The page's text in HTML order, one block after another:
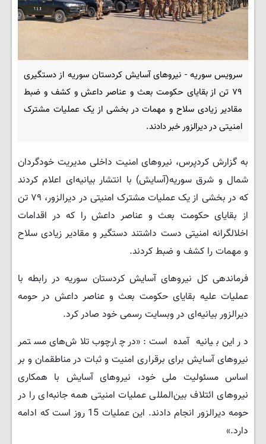
سرویس سوریه - نیروهای آسایش کردستان سوریه از دستگیری
۷۹ تن از بقایای حکومت بعث و عناصر داعش و کشف و ضبط
مقادیر زیادی سلاح و مهمات در بخشی از یک عملیات مشترک
امنیتی در دیرالزور خبر دادند.
به گزارش کردپرس، نیروهای امنیت داخلی مدیریت خودگردان
شمال و شرق سوریه(آسایش) با انتشار بیانیه‌ای اعلام کردند
که در بخشی از یک عملیات مشترک امنیتی در دیرالزور، ۷۹ تن
از بقایای حکومت بعث و عناصر داعش را که در اقدامات
اخلالگرانه امنیتی دست داشتند دستگیر و مقادیر زیادی سلاح
و مهمات را کشف و ضبط کردند.
فرماندهی کل نیروهای آسایش کردستان سوریه در رابطه با
عملیات علیه بقایای حکومت بعث و عناصر داعش در حومه
دیرالزور بیانیه‌ای در وبسایت رسمی خود صادر کرد.
در این بیانیه آمده است: «در چارچوب تلاش‌های مستمر
نیروهای آسایش برای برقراری امنیت و ثبات در مناطقمان و بر
اساس مسئولیت ملی خود، نیروهای آسایش با همکاری
نیروهای ائتلاف بین‌المللی عملیات امنیتی همه جانبه‌ای را در
حومه دیرالزور انجام دادند. این عملیات 15 روز است که ادامه
دارد.»